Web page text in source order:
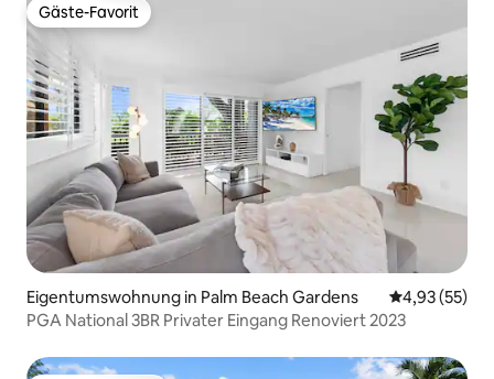
Gäste-Favorit
Gäste-Favorit
Eigentumswohnung in Palm Beach Gardens
4,93 (55)
PGA National 3BR Privater Eingang Renoviert 2023